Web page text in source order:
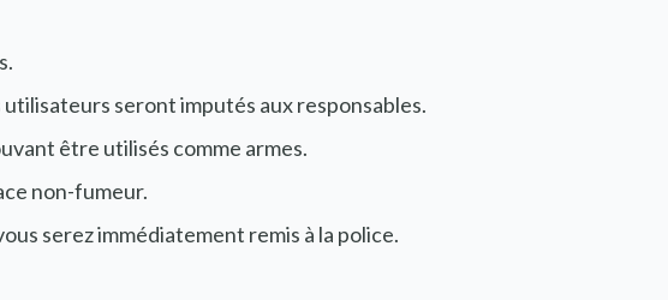
seront imputés aux responsables.
être utilisés comme armes.
non-fumeur.
serez immédiatement remis à la police.